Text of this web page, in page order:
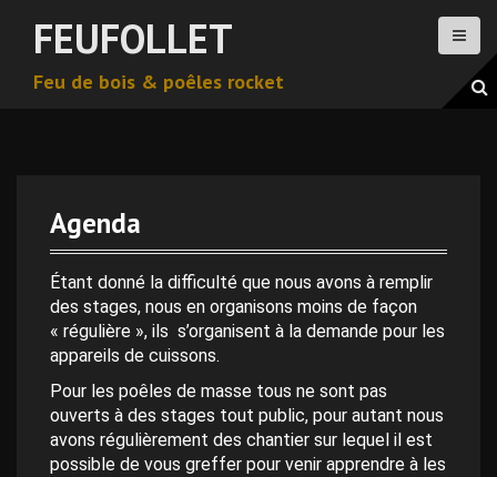
FEUFOLLET
Feu de bois & poêles rocket
Agenda
Étant donné la difficulté que nous avons à remplir
des stages, nous en organisons moins de façon
« régulière », ils s’organisent à la demande pour les
appareils de cuissons.
Pour les poêles de masse tous ne sont pas
ouverts à des stages tout public, pour autant nous
avons régulièrement des chantier sur lequel il est
possible de vous greffer pour venir apprendre à les